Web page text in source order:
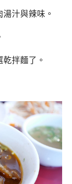
汁與辣味。
拌麵了。